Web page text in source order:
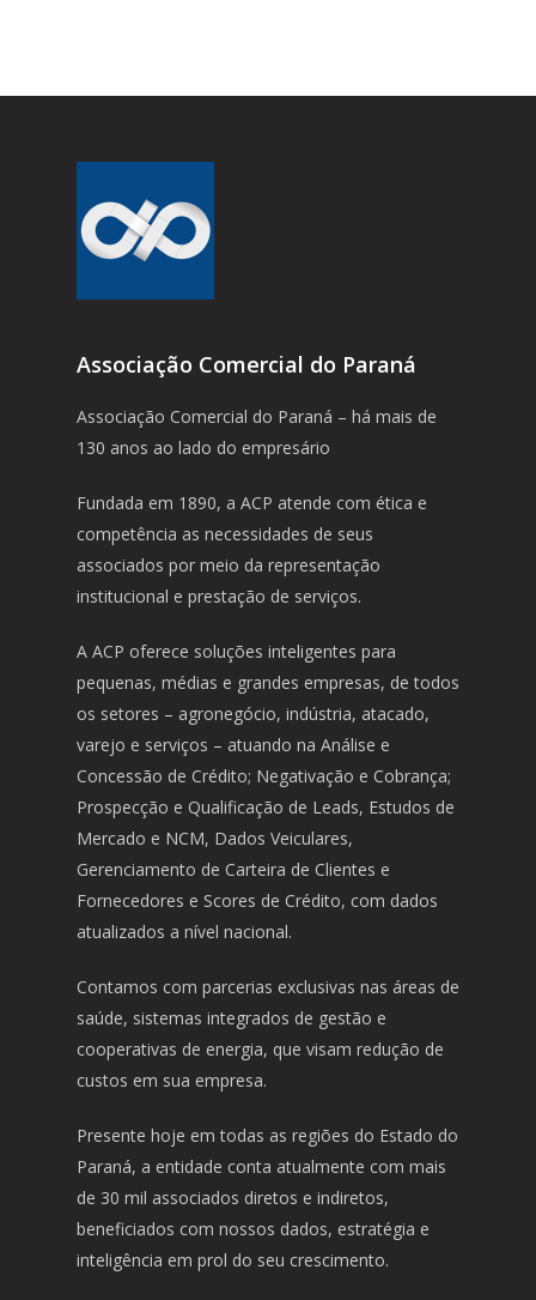
Associação Comercial do Paraná
Associação Comercial do Paraná – há mais de
130 anos ao lado do empresário
Fundada em 1890, a ACP atende com ética e
competência as necessidades de seus
associados por meio da representação
institucional e prestação de serviços.
A ACP oferece soluções inteligentes para
pequenas, médias e grandes empresas, de todos
os setores – agronegócio, indústria, atacado,
varejo e serviços – atuando na Análise e
Concessão de Crédito; Negativação e Cobrança;
Prospecção e Qualificação de Leads, Estudos de
Mercado e NCM, Dados Veiculares,
Gerenciamento de Carteira de Clientes e
Fornecedores e Scores de Crédito, com dados
atualizados a nível nacional.
Contamos com parcerias exclusivas nas áreas de
saúde, sistemas integrados de gestão e
cooperativas de energia, que visam redução de
custos em sua empresa.
Presente hoje em todas as regiões do Estado do
Paraná, a entidade conta atualmente com mais
de 30 mil associados diretos e indiretos,
beneficiados com nossos dados, estratégia e
inteligência em prol do seu crescimento.